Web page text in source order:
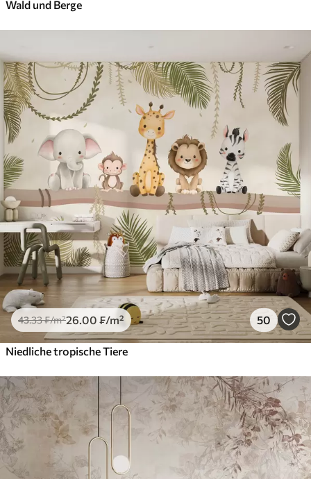
Wald und Berge
43.33₣/m²26 .00 ₣/m² 50
Niedliche tropische Tiere